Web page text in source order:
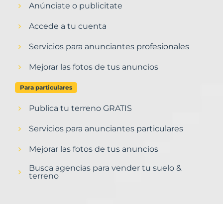
Anúnciate o publicitate
Accede a tu cuenta
Servicios para anunciantes profesionales
Mejorar las fotos de tus anuncios
Para particulares
Publica tu terreno GRATIS
Servicios para anunciantes particulares
Mejorar las fotos de tus anuncios
Busca agencias para vender tu suelo &
terreno